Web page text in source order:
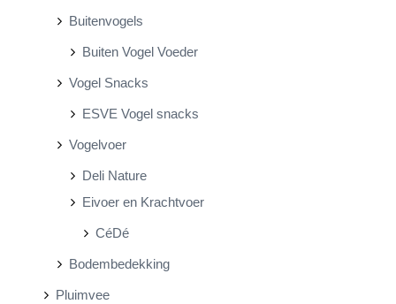
Buitenvogels
Buiten Vogel Voeder
Vogel Snacks
ESVE Vogel snacks
Vogelvoer
Deli Nature
Eivoer en Krachtvoer
CéDé
Bodembedekking
Pluimvee